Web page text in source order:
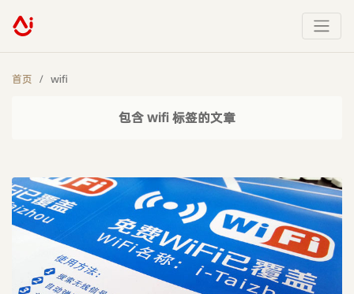
首页 wifi
包含 wifi 标签的文章